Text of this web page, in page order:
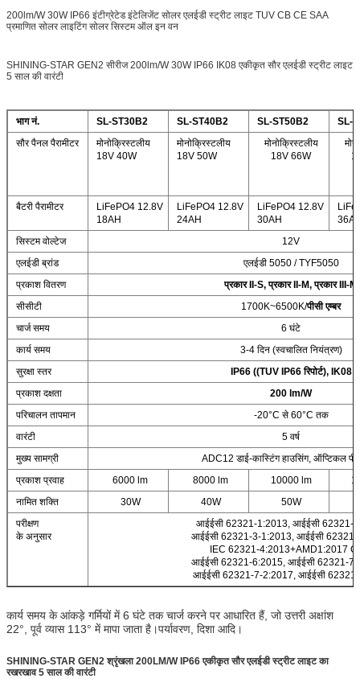
200lm/W 30W IP66 इंटीग्रेटेड इंटेलिजेंट सोलर एलईडी स्ट्रीट लाइट TUV CB CE SAA
प्रमाणित सोलर लाइटिंग सोलर सिस्टम ऑल इन वन
SHINING-STAR GEN2 सीरीज 200lm/W 30W IP66 IK08 एकीकृत सौर एलईडी स्ट्रीट लाइट
5 साल की वारंटी
भाग नं. SL-ST30B2 SL-ST40B2 SL-ST50B2
SL-
सौर पैनल पैरामीटर
मोनोक्रिस्टलीय
18V 40W
मोनोक्रिस्टलीय
18V 50W
मोनोक्रिस्टलीय
18V 66W
बैटरी पैरामीटर
LiFePO4 12.8V
18AH
LiFePO4 12.8V
24AH
LiFePO4 12.8V
30AH
सिस्टम वोल्टेज
12V
एलईडी ब्रांड
एलईडी 5050 / TYF5050
प्रकाश वितरण
प्रकार II-S, प्रकार II-M, प्रकार III-M
सीसीटी
1700K~6500K/पीसी एम्बर
चार्ज समय
6 घंटे
कार्य समय
3-4 दिन (स्वचालित नियंत्रण)
सुरक्षा स्तर
IP66 ((TUV IP66 रिपोर्ट), IK08
प्रकाश दक्षता
200 lm/W
परिचालन तापमान
-20°C से 60°C तक
वारंटी
5 वर्ष
मुख्य सामग्री
ADC12 डाई-कास्टिंग हाउसिंग, ऑप्टिकल
प्रकाश प्रवाह
6000 lm 8000 lm 10000 lm
नामित शक्ति
30W 40W
50W
परीक्षण
के अनुसार
आईईसी 62321-1:2013, आईईसी 62321-
आईईसी 62321-3-1:2013, आईईसी 62321-
IEC 62321-4:2013+AMD1:2017
आईईसी 62321-6:2015, आईईसी 62321-7-
आईईसी 62321-7-2:2017, आईईसी
कार्य समय के आंकड़े गर्मियों में 6 घंटे तक चार्ज करने पर आधारित हैं, जो उत्तरी अक्षांश
22°, पूर्व व्यास 113° में मापा जाता है।पर्यावरण, दिशा आदि।
SHINING-STAR GEN2 श्रृंखला 200LM/W IP66 एकीकृत सौर एलईडी स्ट्रीट लाइट का
रखरखाव 5 साल की वारंटी